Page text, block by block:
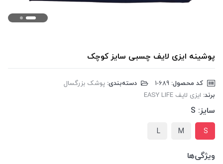
پوشینه ایزی لایف چسبی سایز کوچک
کد محصول: دسته‌بندی: پوشک بزرگسال
برند: ایزی لایف EASY LIFE
سایز: S
S
M
L
ویژگی‌ها